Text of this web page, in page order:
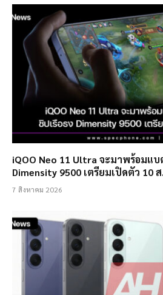
iQOO Neo 11 Ultra จะมาพร้อมแบ
Dimensity 9500 เตรียมเปิดตัว 10
7 สิงหาคม 2026